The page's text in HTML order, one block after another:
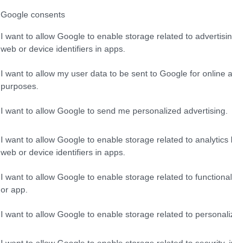
Google consents
I want to allow Google to enable storage related to
web or device identifiers in apps.
I want to allow my user data to be sent to Google for online
purposes.
I want to allow Google to send me personalized advertising.
I want to allow Google to enable storage related to analytics
web or device identifiers in apps.
I want to allow Google to enable storage related to
or app.
I want to allow Google to enable storage related to
Το νέο προσωπικό θα τοποθετηθεί σε 127
περιοχές.